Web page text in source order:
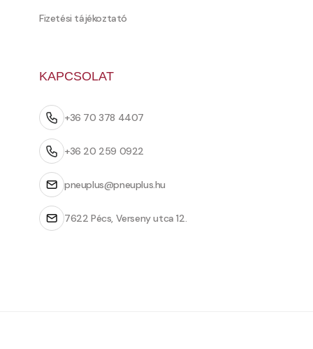
Fizetési tájékoztató
KAPCSOLAT
+36 70 378 4407
+36 20 259 0922
pneuplus@pneuplus.hu
7622 Pécs, Verseny utca 12.